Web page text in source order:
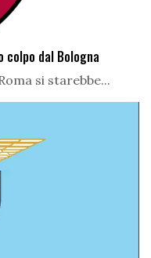
colpo dal Bologna
si starebbe...